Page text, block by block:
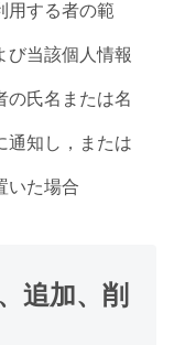
用する者の範
び当該個人情報
の氏名または名
通知し，または
いた場合
追加、削